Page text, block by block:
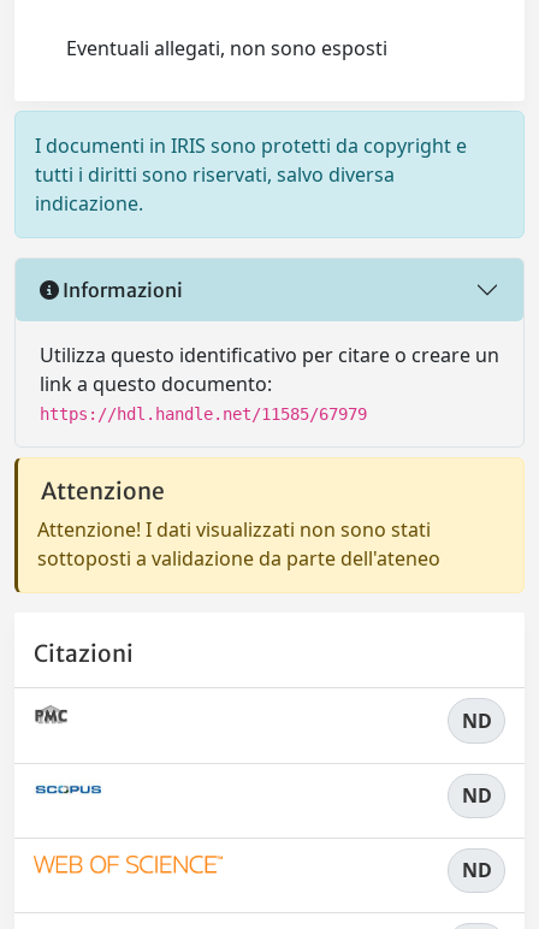
Eventuali allegati, non sono esposti
I documenti in IRIS sono protetti da copyright e
tutti i diritti sono riservati, salvo diversa
indicazione.
Informazioni
Utilizza questo identificativo per citare o creare un
link a questo documento:
https://hdl.handle.net/11585/67979
Attenzione
Attenzione! I dati visualizzati non sono stati
sottoposti a validazione da parte dell'ateneo
Citazioni
ND
ND
ND